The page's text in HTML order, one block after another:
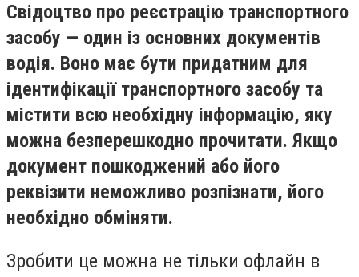
Свідоцтво про реєстрацію транспортного
засобу — один із основних документів
водія. Воно має бути придатним для
ідентифікації транспортного засобу та
містити всю необхідну інформацію, яку
можна безперешкодно прочитати. Якщо
документ пошкоджений або його
реквізити неможливо розпізнати, його
необхідно обміняти.
Зробити це можна не тільки офлайн в